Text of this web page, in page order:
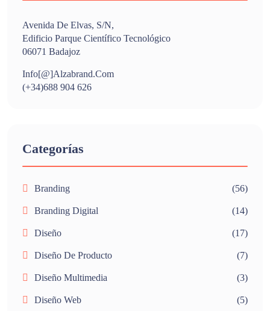
Avenida De Elvas, S/n,
Edificio Parque Científico Tecnológico
06071 Badajoz
Info[@]alzabrand.com
(+34)688 904 626
Categorías
Branding (56)
Branding Digital (14)
Diseño (17)
Diseño De Producto (7)
Diseño Multimedia (3)
Diseño Web (5)